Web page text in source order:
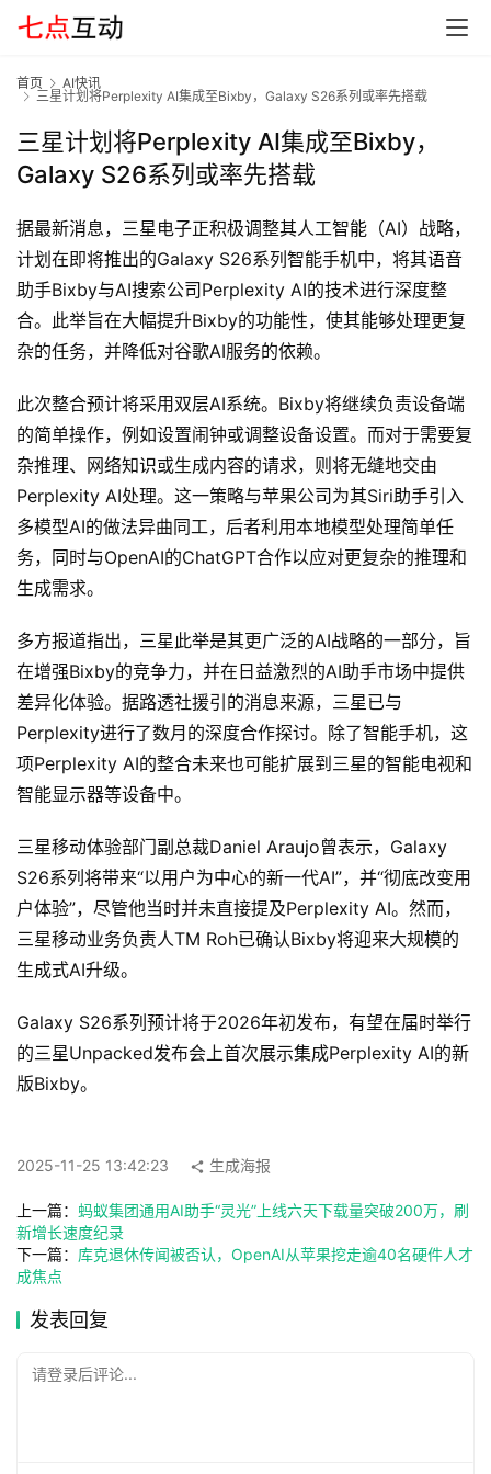
首
页
E
O
A
I
应
用
A
I
知
识
服
A
工
具
A
I
工
具
导
航
首页
AI快讯
三星计划将Perplexity AI集成至Bixby，Galaxy S26系列或率先搭载
三星计划将Perplexity AI集成至Bixby，
Galaxy S26系列或率先搭载
据最新消息，三星电子正积极调整其人工智能（AI）战略，
计划在即将推出的Galaxy S26系列智能手机中，将其语音
助手Bixby与AI搜索公司Perplexity AI的技术进行深度整
合。此举旨在大幅提升Bixby的功能性，使其能够处理更复
杂的任务，并降低对谷歌AI服务的依赖。
此次整合预计将采用双层AI系统。Bixby将继续负责设备端
的简单操作，例如设置闹钟或调整设备设置。而对于需要复
杂推理、网络知识或生成内容的请求，则将无缝地交由
Perplexity AI处理。这一策略与苹果公司为其Siri助手引入
多模型AI的做法异曲同工，后者利用本地模型处理简单任
务，同时与OpenAI的ChatGPT合作以应对更复杂的推理和
生成需求。
多方报道指出，三星此举是其更广泛的AI战略的一部分，旨
在增强Bixby的竞争力，并在日益激烈的AI助手市场中提供
差异化体验。据路透社援引的消息来源，三星已与
Perplexity进行了数月的深度合作探讨。除了智能手机，这
项Perplexity AI的整合未来也可能扩展到三星的智能电视和
智能显示器等设备中。
三星移动体验部门副总裁Daniel Araujo曾表示，Galaxy
S26系列将带来“以用户为中心的新一代AI”，并“彻底改变用
户体验”，尽管他当时并未直接提及Perplexity AI。然而，
三星移动业务负责人TM Roh已确认Bixby将迎来大规模的
生成式AI升级。
Galaxy S26系列预计将于2026年初发布，有望在届时举行
的三星Unpacked发布会上首次展示集成Perplexity AI的新
版Bixby。
2025-11-25 13:42:23 生成海报
上一篇： 蚂蚁集团通用AI助手“灵光”上线六天下载量突破200万，刷
新增长速度纪录
下一篇： 库克退休传闻被否认，OpenAI从苹果挖走逾40名硬件人才
成焦点
发表回复
请登录后评论...